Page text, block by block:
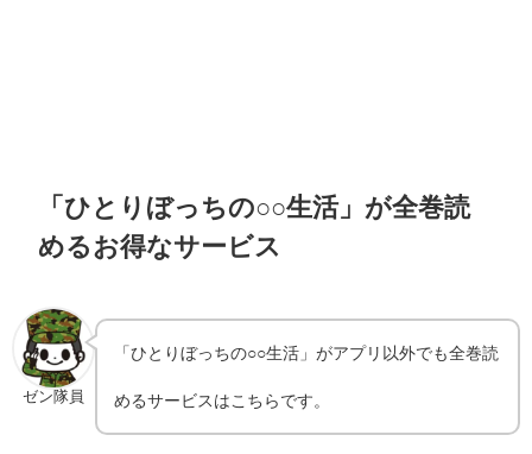
「ひとりぼっちの○○生活」が全巻読
めるお得なサービス
ゼン隊員
「ひとりぼっちの○○生活」がアプリ以外でも全巻読
めるサービスはこちらです。